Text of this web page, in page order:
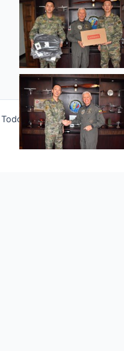
Todos los derechos © 2026
gracias a Tema